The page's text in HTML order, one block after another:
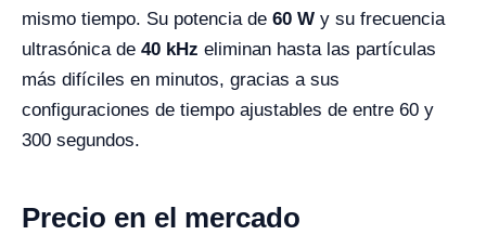
mismo tiempo. Su potencia de 60 W y su frecuencia
ultrasónica de 40 kHz eliminan hasta las partículas
más difíciles en minutos, gracias a sus
configuraciones de tiempo ajustables de entre 60 y
300 segundos.
Precio en el mercado